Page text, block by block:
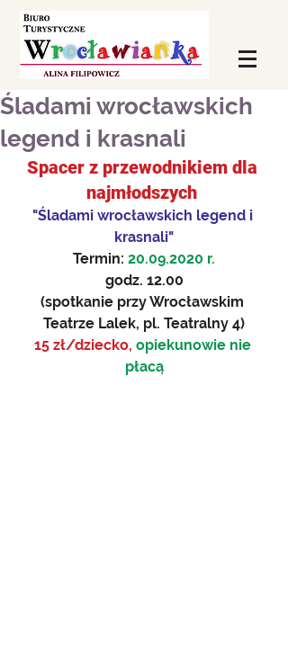
Śladami wrocławskich
legend i krasnali
Spacer z przewodnikiem dla
najmłodszych
"Śladami wrocławskich legend i
krasnali"
Termin: 20.09.2020 r.
godz. 12.00
(spotkanie przy Wrocławskim
Teatrze Lalek, pl. Teatralny 4)
15 zł/dziecko, opiekunowie nie
płacą